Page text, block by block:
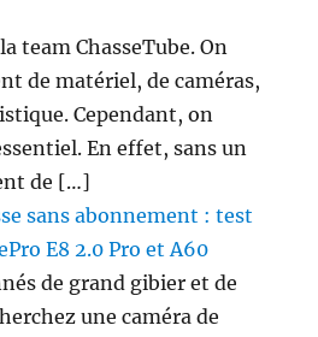
team ChasseTube. On
de matériel, de caméras,
Cependant, on
En effet, sans un
de […]
sans abonnement : test
E8 2.0 Pro et A60
de grand gibier et de
une caméra de